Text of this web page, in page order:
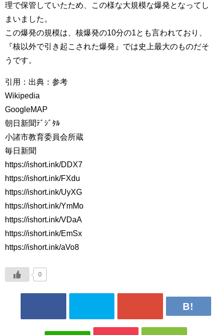
理で保管していたため、この様な大規模な爆発となってし
まいました。
この爆発の規模は、核爆発の10分の1とも言われており、
『核以外で引き起こされた爆発』では史上最大のものだそ
うです。
引用：出典：参考
Wikipedia
GoogleMAP
朝日新聞ﾃﾞｼﾞﾀﾙ
小諸市教育委員会所蔵
毎日新聞
https://ishort.ink/DDX7
https://ishort.ink/FXdu
https://ishort.ink/UyXG
https://ishort.ink/YmMo
https://ishort.ink/VDaA
https://ishort.ink/EmSx
https://ishort.ink/aVo8
0